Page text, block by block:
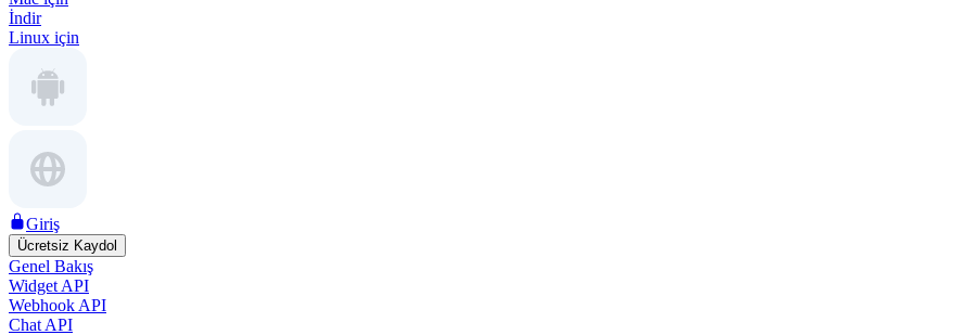
İndir
Linux için
Giriş
Ücretsiz Kaydol
Genel Bakış
Widget API
Webhook API
Chat API